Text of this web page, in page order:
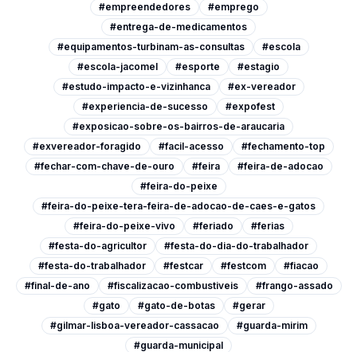
#empreendedores
#emprego
#entrega-de-medicamentos
#equipamentos-turbinam-as-consultas
#escola
#escola-jacomel
#esporte
#estagio
#estudo-impacto-e-vizinhanca
#ex-vereador
#experiencia-de-sucesso
#expofest
#exposicao-sobre-os-bairros-de-araucaria
#exvereador-foragido
#facil-acesso
#fechamento-top
#fechar-com-chave-de-ouro
#feira
#feira-de-adocao
#feira-do-peixe
#feira-do-peixe-tera-feira-de-adocao-de-caes-e-gatos
#feira-do-peixe-vivo
#feriado
#ferias
#festa-do-agricultor
#festa-do-dia-do-trabalhador
#festa-do-trabalhador
#festcar #festcom
#fiacao
#final-de-ano
#fiscalizacao-combustiveis
#frango-assado
#gato
#gato-de-botas
#gerar
#gilmar-lisboa-vereador-cassacao
#guarda-mirim
#guarda-municipal